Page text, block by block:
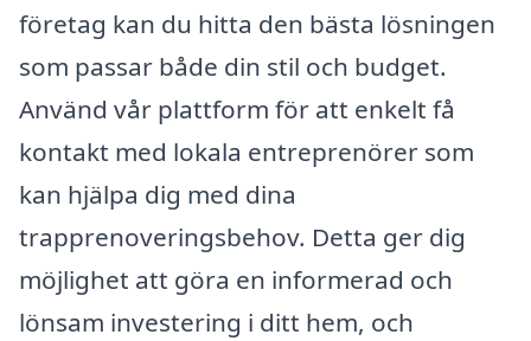
företag kan du hitta den bästa lösningen
som passar både din stil och budget.
Använd vår plattform för att enkelt få
kontakt med lokala entreprenörer som
kan hjälpa dig med dina
trapprenoveringsbehov. Detta ger dig
möjlighet att göra en informerad och
lönsam investering i ditt hem, och